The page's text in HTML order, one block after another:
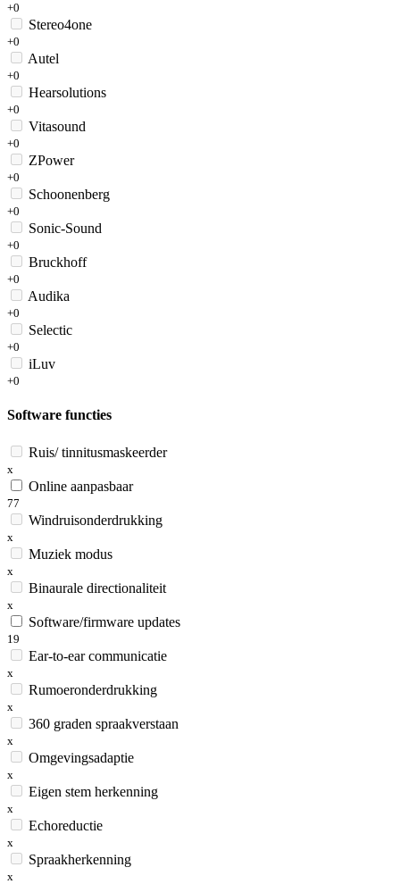
+0
Stereo4one
+0
Autel
+0
Hearsolutions
+0
Vitasound
+0
ZPower
+0
Schoonenberg
+0
Sonic-Sound
+0
Bruckhoff
+0
Audika
+0
Selectic
+0
iLuv
+0
Software functies
Ruis/ tinnitusmaskeerder
x
Online aanpasbaar
77
Windruisonderdrukking
x
Muziek modus
x
Binaurale directionaliteit
x
Software/firmware updates
19
Ear-to-ear communicatie
x
Rumoeronderdrukking
x
360 graden spraakverstaan
x
Omgevingsadaptie
x
Eigen stem herkenning
x
Echoreductie
x
Spraakherkenning
x